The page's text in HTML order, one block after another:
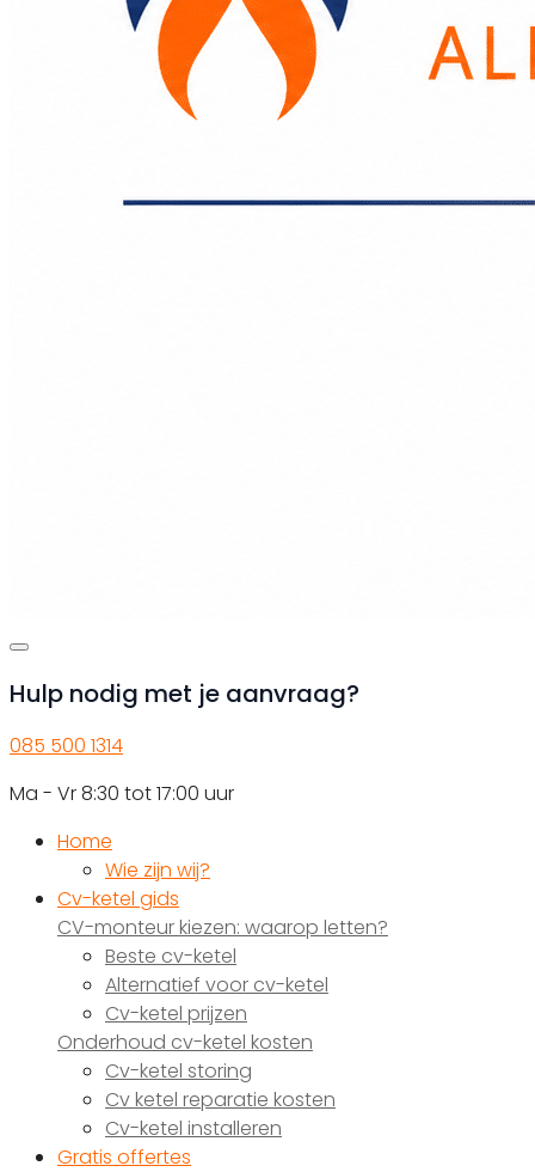
Hulp nodig met je aanvraag?
085 500 1314
Ma - Vr 8:30 tot 17:00 uur
Home
Wie zijn wij?
Cv-ketel gids
CV-monteur kiezen: waarop letten?
Beste cv-ketel
Alternatief voor cv-ketel
Cv-ketel prijzen
Onderhoud cv-ketel kosten
Cv-ketel storing
Cv ketel reparatie kosten
Cv-ketel installeren
Gratis offertes